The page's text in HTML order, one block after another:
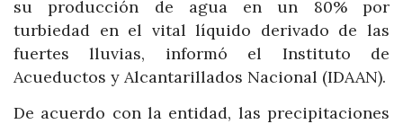
su producción de agua en un 80% por
turbiedad en el vital líquido derivado de las
fuertes lluvias, informó el Instituto de
Acueductos y Alcantarillados Nacional (IDAAN).
De acuerdo con la entidad, las precipitaciones